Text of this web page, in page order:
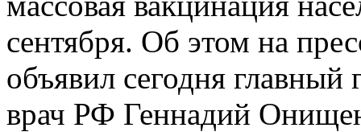
сентября. Об этом на
объявил сегодня
врач РФ Геннадий